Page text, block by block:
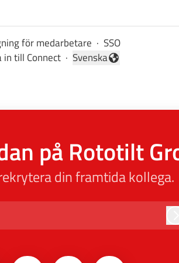
för medarbetare · SSO
in till Connect · Byt språk
Svenska
på Rototilt
din framtida kollega.